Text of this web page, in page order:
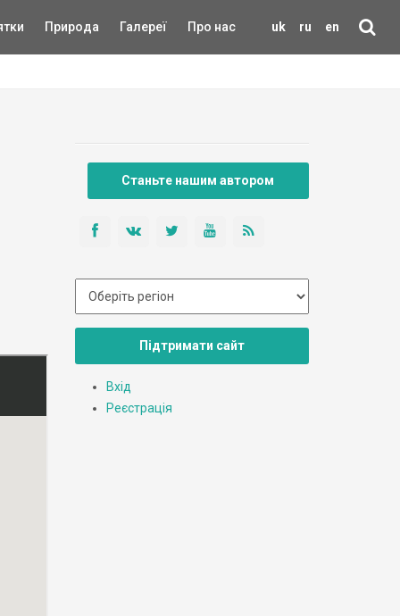
uk ru en
Природа Галереї Про нас
Станьте нашим автором
Підтримати сайт
Вхід
Реєстрація